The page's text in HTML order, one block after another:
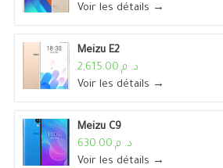
Voir les détails →
Meizu E2
د. م.2,615.00
Voir les détails →
Meizu C9
د. م.630.00
Voir les détails →